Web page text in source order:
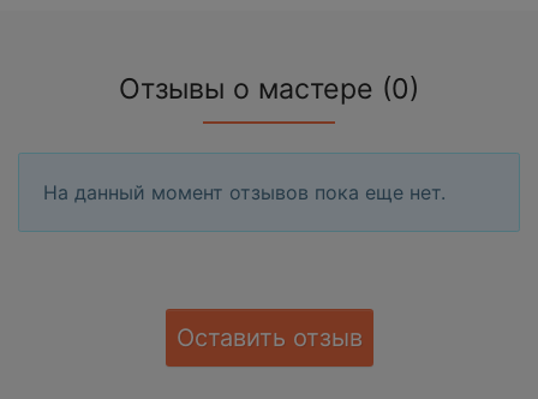
Отзывы о мастере (0)
На данный момент отзывов пока еще нет.
Оставить отзыв